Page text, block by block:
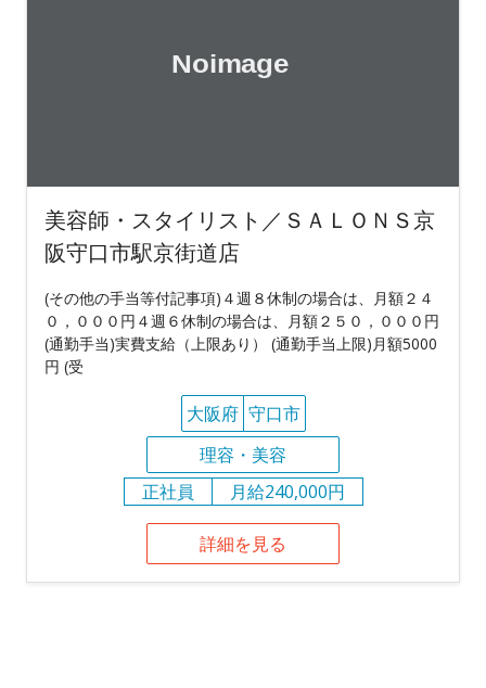
美容師・スタイリスト／ＳＡＬＯＮＳ京
阪守口市駅京街道店
(その他の手当等付記事項)４週８休制の場合は、月額２４
０，０００円４週６休制の場合は、月額２５０，０００円
(通勤手当)実費支給（上限あり） (通勤手当上限)月額5000
円 (受
大阪府 守口市
理容・美容
正社員
月給240,000円
詳細を見る